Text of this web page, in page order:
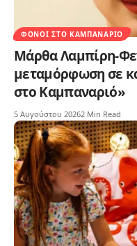
ΦΌΝΟΙ ΣΤΟ ΚΑΜΠΑΝΑΡΙΌ
Μάρθα Λαμπίρη-
μεταμόρφωση σε
στο Καμπαναριό»
5 Αυγούστου 20262 Min Read